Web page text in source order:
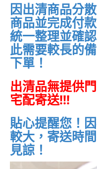
因出清商品分
商品並完成付
統一整理並確
此需要較長的
下單！
出清品無提供
宅配寄送!!!
貼心提醒您！
較大，寄送時
見諒！